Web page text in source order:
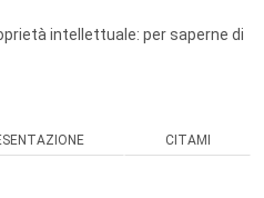
intellettuale: per saperne di
CITAMI